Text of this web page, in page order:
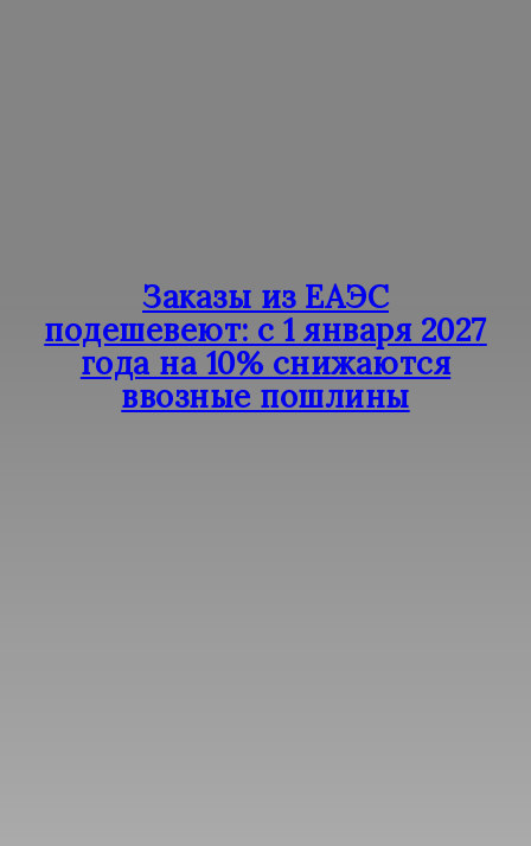
Заказы из ЕАЭС
подешевеют: с 1 января 2027
года на 10% снижаются
ввозные пошлины